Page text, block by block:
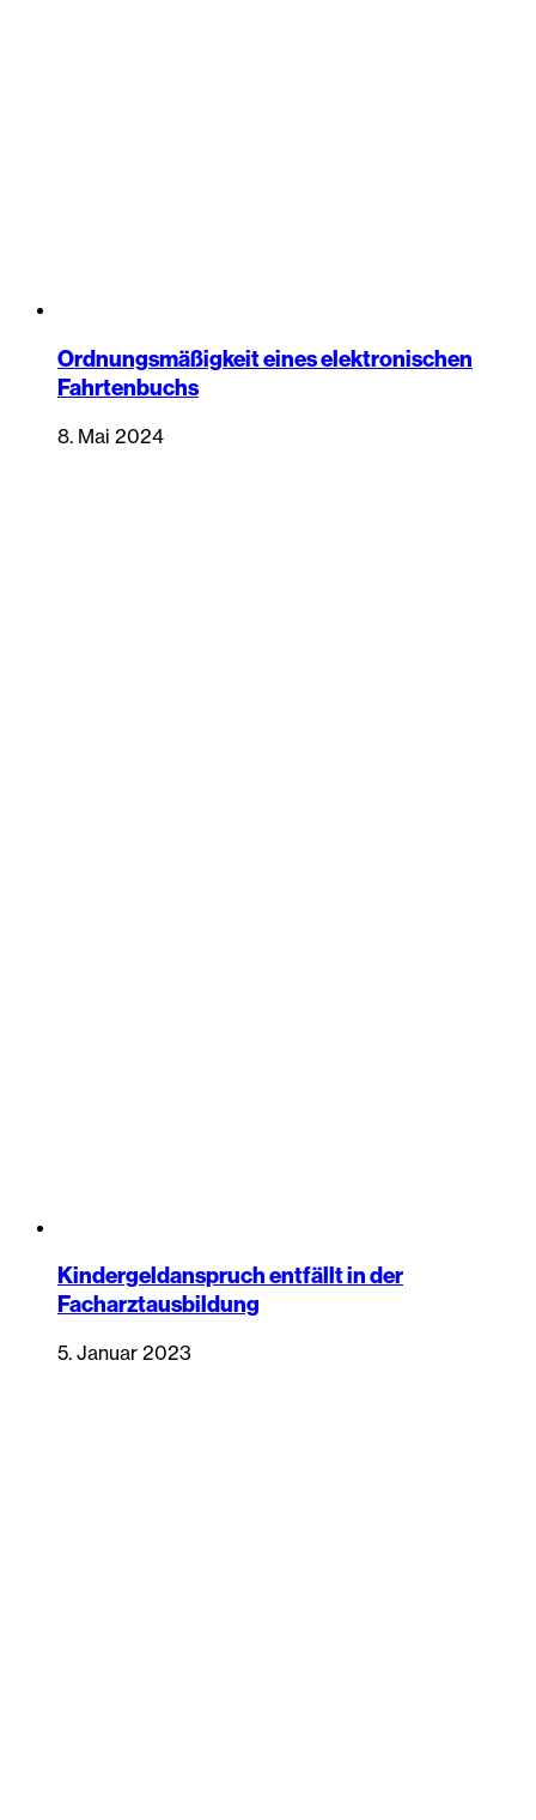
Ordnungsmäßigkeit eines elektronischen
Fahrtenbuchs
8. Mai 2024
Kindergeldanspruch entfällt in der
Facharztausbildung
5. Januar 2023